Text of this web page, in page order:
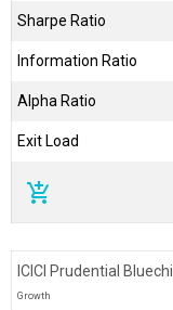
Sharpe Ratio
Information Ratio
Alpha Ratio
Exit Load
add_shopping_cart
ICICI Prudential
Growth